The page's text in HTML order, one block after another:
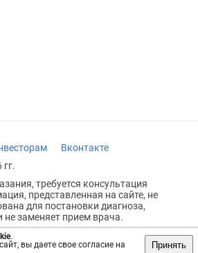
.
вы даете свое согласие на
Принять
Вконтакте
требуется консультация
представленная на сайте, не
для постановки диагноза,
не заменяет прием врача.
18+